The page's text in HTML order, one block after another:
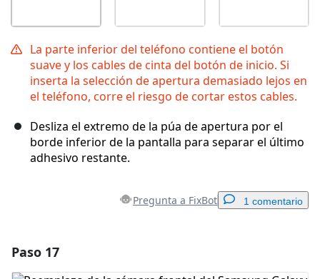
La parte inferior del teléfono contiene el botón
suave y los cables de cinta del botón de inicio. Si
inserta la selección de apertura demasiado lejos en
el teléfono, corre el riesgo de cortar estos cables.
Desliza el extremo de la púa de apertura por el
borde inferior de la pantalla para separar el último
adhesivo restante.
Pregunta a FixBot 1 comentario
Paso 17